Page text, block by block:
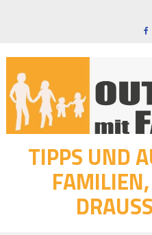
TIPPS UND